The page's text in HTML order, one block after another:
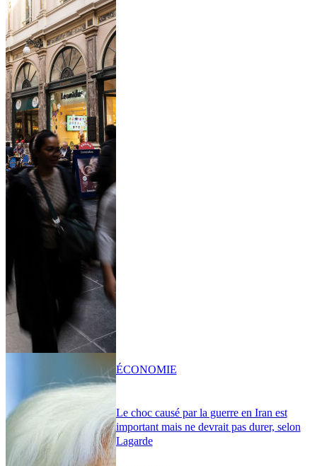
Le choc causé par la guerre en Iran est
important mais ne devrait pas durer, selon
Lagarde
ÉCONOMIE